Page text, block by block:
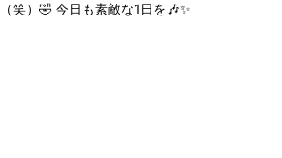
（笑）🤣 今日も素敵な1日を🎶✨